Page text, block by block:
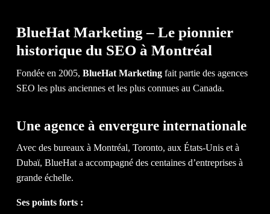
BlueHat Marketing – Le pionnier
historique du SEO à Montréal
Fondée en 2005, BlueHat Marketing fait partie des agences
SEO les plus anciennes et les plus connues au Canada.
Une agence à envergure internationale
Avec des bureaux à Montréal, Toronto, aux États-Unis et à
Dubaï, BlueHat a accompagné des centaines d’entreprises à
grande échelle.
Ses points forts :